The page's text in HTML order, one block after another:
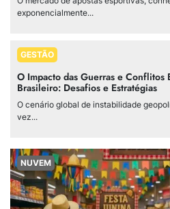
exponencialmente...
GESTÃO
O Impacto das Guerras e Conflitos
Brasileiro: Desafios e Estratégias
O cenário global de instabilidade
vez...
NUVEM